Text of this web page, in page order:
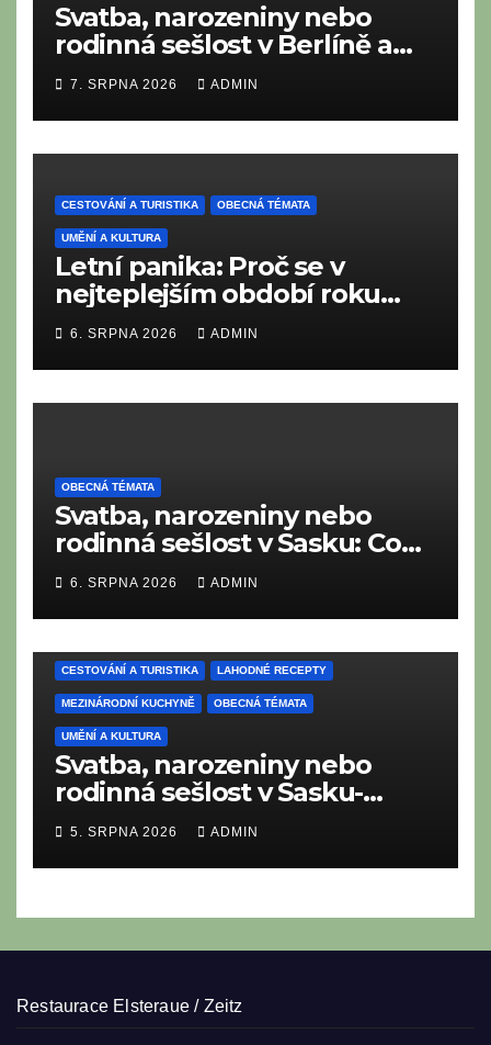
Svatba, narozeniny nebo
rodinná sešlost v Berlíně a
Braniborsku: Co nesmí
chybět na moderním i
tradičním metropolitním
bufetu?
7. SRPNA 2026 ADMIN
CESTOVÁNÍ A TURISTIKA OBECNÁ TÉMATA
UMĚNÍ A KULTURA
Letní panika: Proč se v
nejteplejším období roku
neustále něčeho bojíme?
6. SRPNA 2026 ADMIN
OBECNÁ TÉMATA
Svatba, narozeniny nebo
rodinná sešlost v Sasku: Co
nesmí chybět na tradičním
saském bufetu?
6. SRPNA 2026 ADMIN
CESTOVÁNÍ A TURISTIKA LAHODNÉ RECEPTY
MEZINÁRODNÍ KUCHYNĚ OBECNÁ TÉMATA
UMĚNÍ A KULTURA
Svatba, narozeniny nebo
rodinná sešlost v Sasku-
Anhaltsku: Co nesmí chybět
na pestrém bufetu v srdci
Německa?
5. SRPNA 2026 ADMIN
Restaurace Elsteraue / Zeitz